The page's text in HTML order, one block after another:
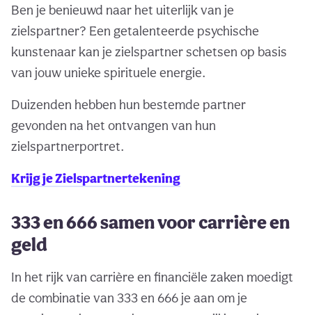
Ben je benieuwd naar het uiterlijk van je
zielspartner? Een getalenteerde psychische
kunstenaar kan je zielspartner schetsen op basis
van jouw unieke spirituele energie.
Duizenden hebben hun bestemde partner
gevonden na het ontvangen van hun
zielspartnerportret.
Krijg je Zielspartnertekening
333 en 666 samen voor carrière en
geld
In het rijk van carrière en financiële zaken moedigt
de combinatie van 333 en 666 je aan om je